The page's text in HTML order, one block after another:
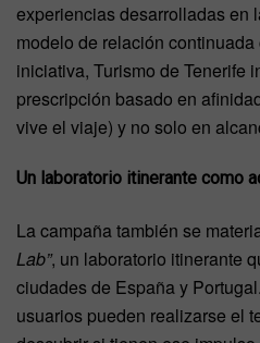
experiencias desarrolladas en
modelo de relación
iniciativa, Turismo de Tenerife
prescripción basado en
vive el viaje) y no solo en
Un laboratorio itinerante como
La campaña también se
Lab”, un laboratorio itinerante
ciudades de España y
usuarios pueden realizarse el